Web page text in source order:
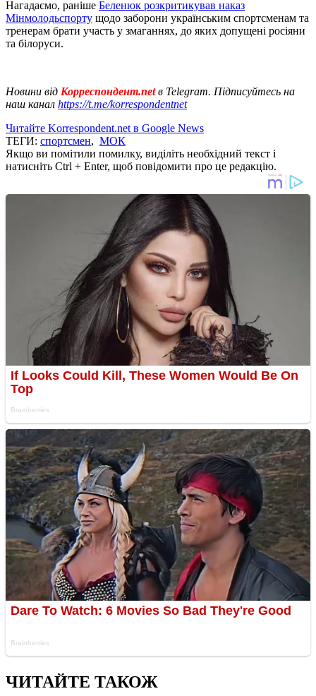
Нагадаємо, раніше Беленюк розкритикував наказ
Мінмолодьспорту щодо заборони українським спортсменам та
тренерам брати участь у змаганнях, до яких допущені росіяни
та білоруси.
Новини від Корреспондент.netв Telegram. Підписуйтесь на
наш канал https://t.me/korrespondentnet
Читайте Korrespondent.net в Google News
ТЕГИ: спортсмен, МОК
Якщо ви помітили помилку, виділіть необхідний текст і
натисніть Ctrl + Enter, щоб повідомити про це редакцію.
ЧИТАЙТЕ ТАКОЖ